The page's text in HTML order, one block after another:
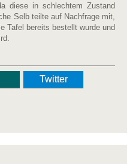
diese in schlechtem Zustand
Selb teilte auf Nachfrage mit,
Tafel bereits bestellt wurde und
Twitter